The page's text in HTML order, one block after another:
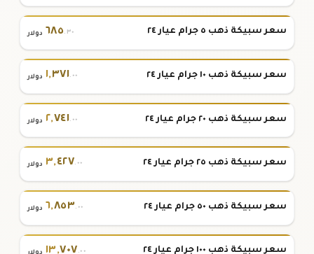
سعر سبيكة ذهب ٥ جرام عيار ٢٤ ٦٨٥.٣٠ دولار
سعر سبيكة ذهب ١٠ جرام عيار ٢٤ ١,٣٧١.٠٠ دولار
سعر سبيكة ذهب ٢٠ جرام عيار ٢٤ ٢,٧٤١.٠٠ دولار
سعر سبيكة ذهب ٢٥ جرام عيار ٢٤ ٣,٤٢٧.٠٠ دولار
سعر سبيكة ذهب ٥٠ جرام عيار ٢٤ ٦,٨٥٣.٠٠ دولار
سعر سبيكة ذهب ١٠٠ جرام عيار ٢٤ ١٣,٧٠٧.٠٠ دولار